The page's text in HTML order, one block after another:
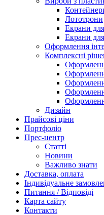
Лототрони
Екрани
Екрани
Оформлення
Комплексні
Дизайн
Прайсові ціни
Портфоліо
Прес-центр
Статті
Новини
Важливо знати
Доставка, оплата
Індивідуальне
Питання / Відповіді
Карта сайту
Контакти